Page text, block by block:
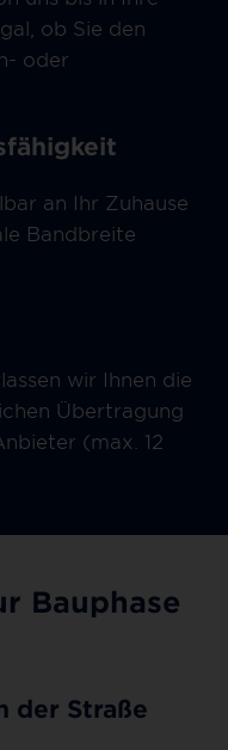
ob Sie den
oder
an Ihr Zuhause
Bandbreite
wir Ihnen die
Übertragung
(max. 12
Bauphase
der Straße